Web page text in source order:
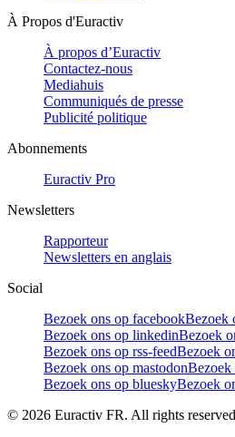
À Propos d'Euractiv
À propos d’Euractiv
Contactez-nous
Mediahuis
Communiqués de presse
Publicité politique
Abonnements
Euractiv Pro
Newsletters
Rapporteur
Newsletters en anglais
Social
Bezoek ons op facebookBezoek
Bezoek ons op linkedinBezoek
Bezoek ons op rss-feedBezoek
Bezoek ons op mastodonBezoek
Bezoek ons op blueskyBezoek
© 2026 Euractiv FR. All rights